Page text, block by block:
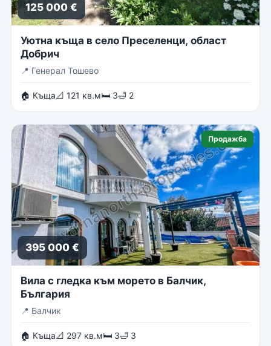
125 000 €
Уютна къща в село Преселенци, област
Добрич
📍 Генерал Тошево
🏠 Къща📐 121 кв.м🛏 3🛁 2
Продажба
395 000 €
Вила с гледка към морето в Балчик,
България
📍 Балчик
🏠 Къща📐 297 кв.м🛏 3🛁 3